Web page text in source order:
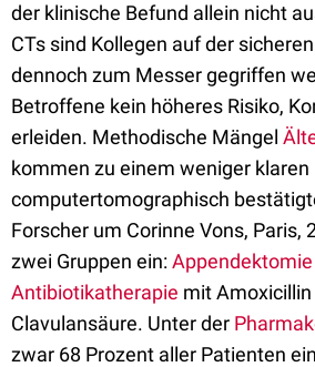
der klinische Befund allein nicht
CTs sind Kollegen auf der
dennoch zum Messer gegriffen
Betroffene kein höheres Risiko,
erleiden. Methodische Mängel
kommen zu einem weniger klaren
computertomographisch
Forscher um Corinne Vons, Paris,
zwei Gruppen ein:Appendektomie
Antibiotikatherapie mit
Clavulansäure. Unter der
zwar 68 Prozent aller Patienten